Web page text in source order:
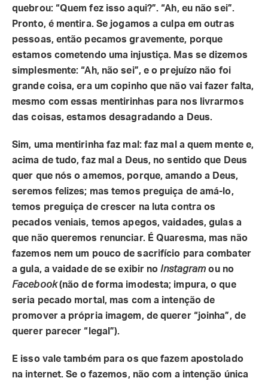
quebrou: “Quem fez isso aqui?”. “Ah, eu não sei”.
Pronto, é mentira. Se jogamos a culpa em outras
pessoas, então pecamos gravemente, porque
estamos cometendo uma injustiça. Mas se dizemos
simplesmente: “Ah, não sei”, e o prejuízo não foi
grande coisa, era um copinho que não vai fazer falta,
mesmo com essas mentirinhas para nos livrarmos
das coisas, estamos desagradando a Deus.
Sim, uma mentirinha faz mal: faz mal a quem mente e,
acima de tudo, faz mal a Deus, no sentido que Deus
quer que nós o amemos, porque, amando a Deus,
seremos felizes; mas temos preguiça de amá-lo,
temos preguiça de crescer na luta contra os
pecados veniais, temos apegos, vaidades, gulas a
que não queremos renunciar. É Quaresma, mas não
fazemos nem um pouco de sacrifício para combater
a gula, a vaidade de se exibir no Instagram ou no
Facebook(não de forma imodesta; impura, o que
seria pecado mortal, mas com a intenção de
promover a própria imagem, de querer “joinha”, de
querer parecer “legal”).
E isso vale também para os que fazem apostolado
na internet. Se o fazemos, não com a intenção única